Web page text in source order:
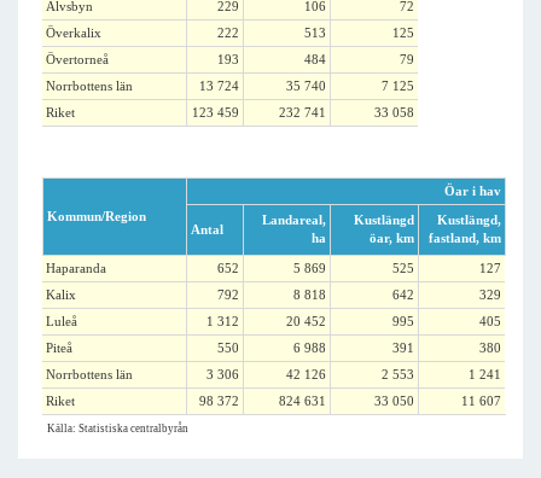
Älvsbyn
229 106
72
Överkalix
222 513
125
Övertorneå
193 484
79
Norrbottens län
13 724 35 740
7 125
Riket
123 459 232 741 33 058
Kommun/Region
Öar i hav
Antal
Landareal,
ha
Kustlängd
öar, km
Kustlängd,
fastland, km
Haparanda 652 5 869 525
127
Kalix
792 8 818 642
329
Luleå
1 312 20 452 995
405
Piteå
550 6 988 391
380
Norrbottens län
3 306 42 126 2 553
1 241
Riket
98 372 824 631 33 050 11 607
Källa: Statistiska centralbyrån